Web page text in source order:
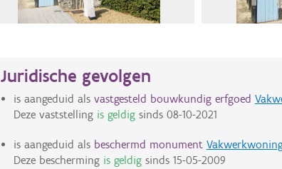
Juridische gevolgen
is aangeduid als vastgesteld bouwkundig erfgoed
Deze vaststelling is geldigsinds 08-10-2021
is aangeduid als beschermd monument
Deze bescherming is geldigsinds 15-05-2009